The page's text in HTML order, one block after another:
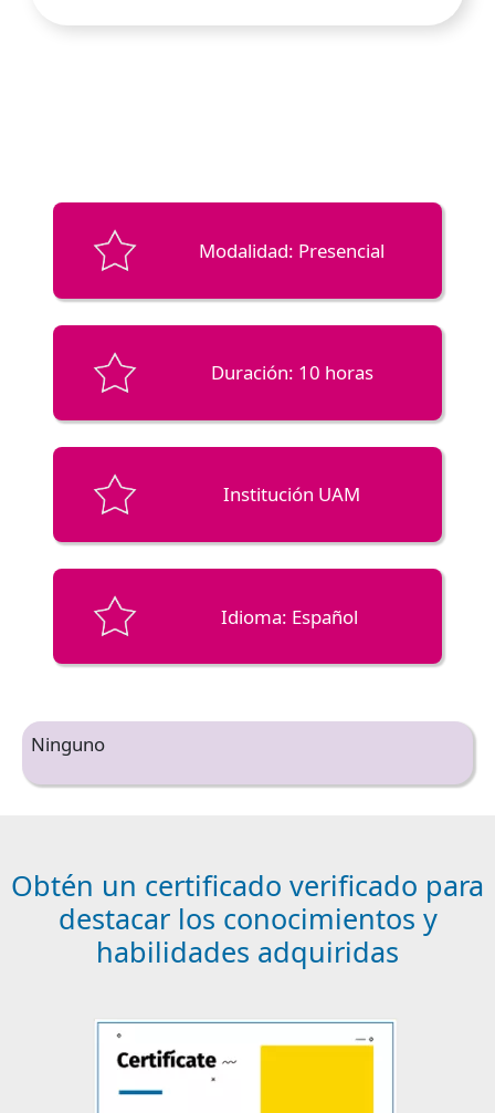
Modalidad: Presencial
Duración: 10 horas
Institución UAM
Idioma: Español
Ninguno
Obtén un certificado verificado para
destacar los conocimientos y
habilidades adquiridas
Image